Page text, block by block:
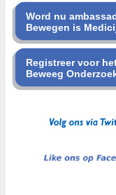
Word nu
Bewegen is
Registreer voor
Beweeg